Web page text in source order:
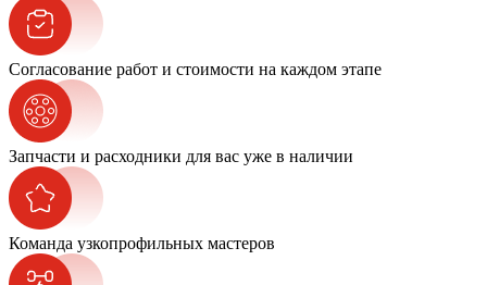
Согласование работ и стоимости на каждом этапе
Запчасти и расходники для вас уже в наличии
Команда узкопрофильных мастеров